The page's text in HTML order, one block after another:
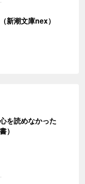
新潮文庫nex）
を読めなかった
）